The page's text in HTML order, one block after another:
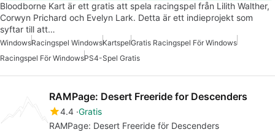
Bloodborne Kart är ett gratis att spela racingspel från Lilith Walther,
Corwyn Prichard och Evelyn Lark. Detta är ett indieprojekt som
syftar till att…
WindowsRacingspel WindowsKartspelGratis Racingspel För Windows
Racingspel För WindowsPS4-Spel Gratis
RAMPage: Desert Freeride for Descenders
4.4 Gratis
RAMPage: Desert Freeride för Descenders